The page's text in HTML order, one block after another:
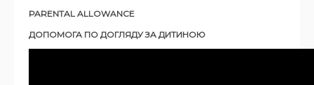
PARENTAL ALLOWANCE
ДОПОМОГА ПО ДОГЛЯДУ ЗА ДИТИНОЮ